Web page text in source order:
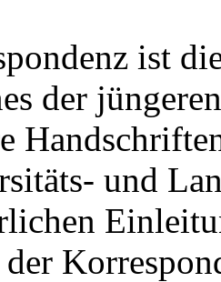
ist
der
und